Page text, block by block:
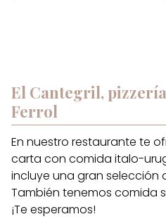
El Cantegril,
Ferrol
En nuestro restaurante te
carta con comida italo-
incluye una gran selección
También tenemos comida
¡Te esperamos!